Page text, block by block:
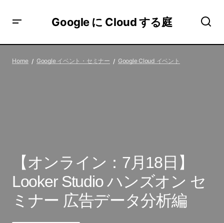
Google に Cloud する庭
ー 広告データ分析編
Home Google イベント・セミナー Google Cloud イベント
【オンライン：7月18日】
Looker Studio ハンズオン セ
ミナー 広告データ分析編